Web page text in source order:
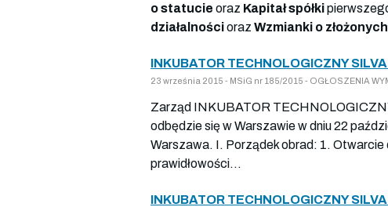
o statucie oraz Kapitał spółki
działalnościoraz Wzmianki o
INKUBATOR TECHNOLOGICZNY
23 września 2015 - MSiG nr 185/2015 - OGŁOSZENIA
Zarząd INKUBATOR
odbędzie się w Warszawie w dniu 22
Warszawa. I. Porządek obrad: 1.
prawidłowości...
INKUBATOR TECHNOLOGICZNY